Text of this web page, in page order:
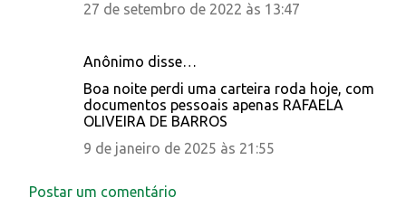
27 de setembro de 2022 às 13:47
Anônimo disse…
Boa noite perdi uma carteira roda hoje, com
documentos pessoais apenas RAFAELA
OLIVEIRA DE BARROS
9 de janeiro de 2025 às 21:55
Postar um comentário